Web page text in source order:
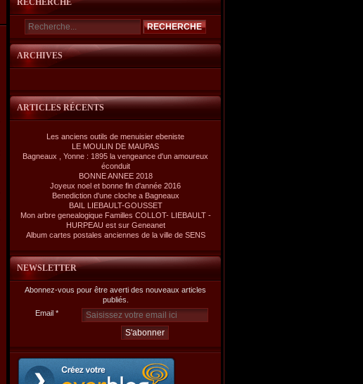
RECHERCHE
ARCHIVES
ARTICLES RÉCENTS
Les anciens outils de menuisier ebeniste
LE MOULIN DE MAUPAS
Bagneaux , Yonne : 1895 la vengeance d'un amoureux
éconduit
BONNE ANNEE 2018
Joyeux noel et bonne fin d'année 2016
Benediction d'une cloche a Bagneaux
BAIL LIEBAULT-GOUSSET
Mon arbre genealogique Familles COLLOT- LIEBAULT -
HURPEAU est sur Geneanet
Album cartes postales anciennes de la ville de SENS
NEWSLETTER
Abonnez-vous pour être averti des nouveaux articles
publiés.
Email